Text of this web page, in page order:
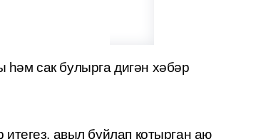
сак булырга дигән хәбәр
авыл буйлап котырган аю